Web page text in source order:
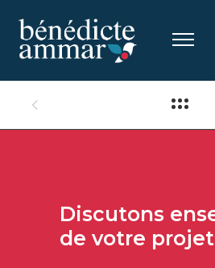
Discutons
de votre